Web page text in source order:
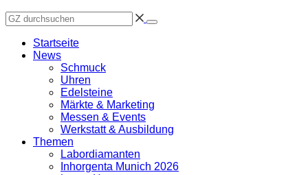
Startseite
News
Schmuck
Uhren
Edelsteine
Märkte & Marketing
Messen & Events
Werkstatt & Ausbildung
Themen
Labordiamanten
Inhorgenta Munich 2026